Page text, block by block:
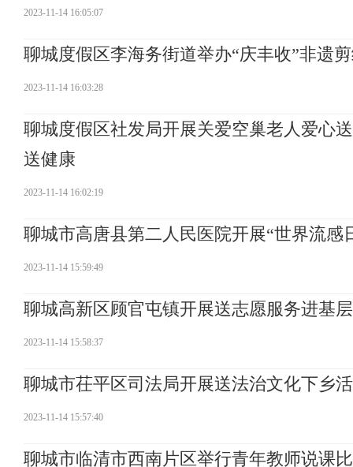
2023-11-14 16:05:07
聊城度假区李海务街道举办“庆丰收”非
2023-11-14 16:03:28
聊城度假区社发局开展关爱空巢老人爱
送健康
2023-11-14 16:02:19
聊城市高唐县第二人民医院开展“世界流
2023-11-14 15:59:49
聊城高新区顾官屯镇开展送志愿服务进
2023-11-14 15:58:37
聊城市茌平区司法局开展送法治文化下
2023-11-14 15:57:40
聊城市临清市西南片区举行青年教师说